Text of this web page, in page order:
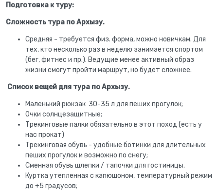
Подготовка к туру:
Сложность тура по Архызу.
Средняя - требуется физ. форма, можно новичкам. Для
тех, кто несколько раз в неделю занимается спортом
(бег, фитнес и пр.). Ведущие менее активный образ
жизни смогут пройти маршрут, но будет сложнее.
Список вещей для тура по Архызу.
Маленький рюкзак 30-35 л для пеших прогулок;
Очки солнцезащитные;
Трекинговые палки обязательно в этот поход (есть у
нас прокат)
Трекинговая обувь - удобные ботинки для длительных
пеших прогулок и возможно по снегу;
Сменная обувь шлепки / тапочки для гостиницы.
Куртка утепленная с капюшоном, температурный режим
до +5 градусов;